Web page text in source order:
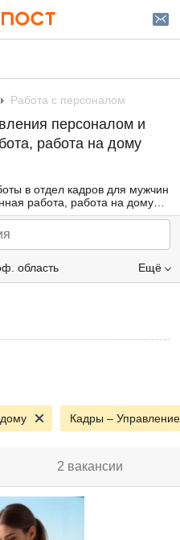
Работа с персоналом
персоналом и
работа на дому
в отдел кадров для мужчин
работа, работа на дому»
от кадровых агентств.
Ещё
область
2 вакансии